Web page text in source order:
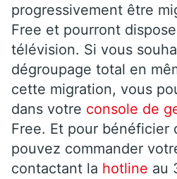
progressivement être
Free et pourront
télévision. Si vous
dégroupage total en
cette migration, vous
dans votre console de
Free. Et pour bénéficier
pouvez commander
contactant la hotline au